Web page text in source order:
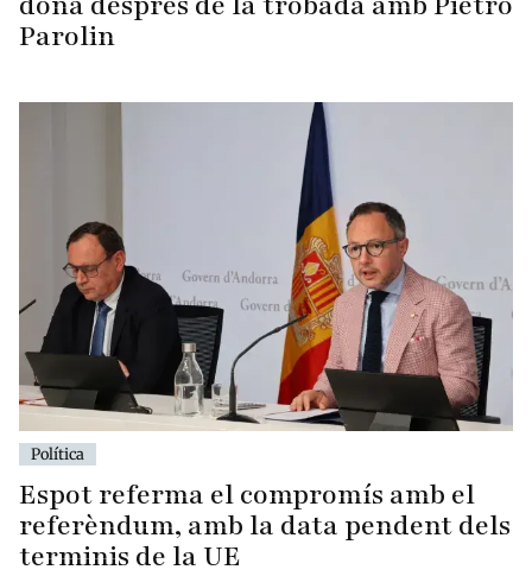
Parolin
Política
Espot referma el compromís amb el
referèndum, amb la data pendent dels
terminis de la UE